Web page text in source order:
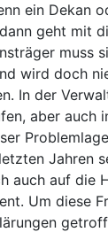
ein Dekan
geht mit
muss
wird doch
In der
aber auch
Jahren
auch auf die
Um diese